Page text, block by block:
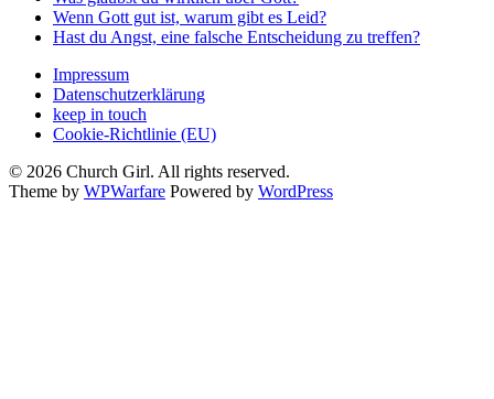
Wenn Gott gut ist, warum gibt es Leid?
Hast du Angst, eine falsche Entscheidung zu treffen?
Impressum
Datenschutzerklärung
keep in touch
Cookie-Richtlinie (EU)
© 2026 Church Girl. All rights reserved.
Theme by WPWarfare Powered by WordPress